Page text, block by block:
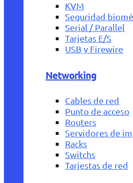
KVM
Seguridad
Serial / Parallel
Tarjetas E/S
USB y Firewire
Networking
Cables de red
Punto de acceso
Routers
Servidores de
Racks
Switchs
Tarjestas de red